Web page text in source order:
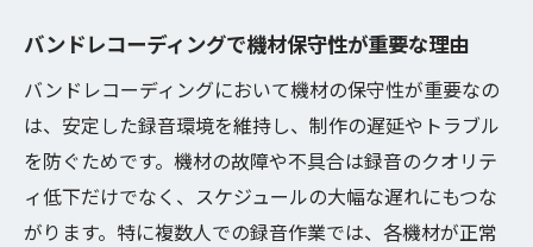
バンドレコーディングで機材保守性が重要な理由
バンドレコーディングにおいて機材の保守性が重要なの
は、安定した録音環境を維持し、制作の遅延やトラブル
を防ぐためです。機材の故障や不具合は録音のクオリテ
ィ低下だけでなく、スケジュールの大幅な遅れにもつな
がります。特に複数人での録音作業では、各機材が正常